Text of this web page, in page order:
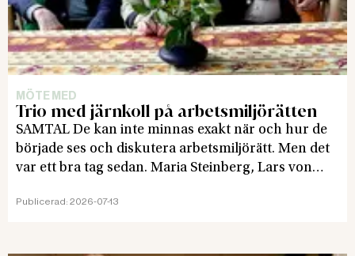
MÖTE MED
Trio med järnkoll på arbetsmiljörätten
SAMTAL De kan inte minnas exakt när och hur de
började ses och diskutera arbetsmiljörätt. Men det
var ett bra tag sedan. Maria Steinberg, Lars von
nästan 150 års erfarenhet och järnkoll på läget. De
Publicerad: 2026-07-13